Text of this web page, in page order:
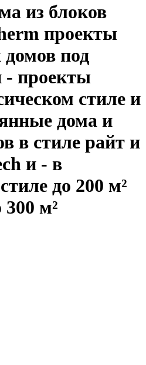
из блоков
проекты
под
проекты
стиле и
дома и
в стиле райт и
и - в
до 200 м²
300 м²